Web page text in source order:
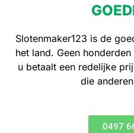
Slotenmaker123 is de
het land. Geen
u betaalt een redelijke
die
0497